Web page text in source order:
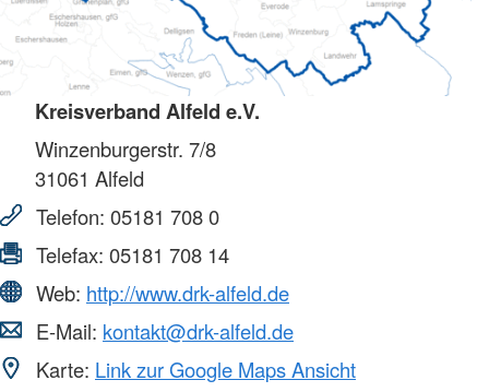
Kreisverband Alfeld e.V.
Winzenburgerstr. 7/8
31061 Alfeld
Telefon: 05181 708 0
Telefax: 05181 708 14
Web: http://www.drk-alfeld.de
E-Mail: kontakt@drk-alfeld.de
Karte: Link zur Google Maps Ansicht